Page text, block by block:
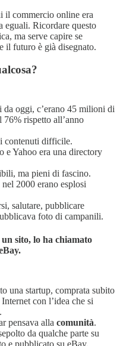
il commercio online era
eguali. Ricordare questo
ma serve capire se
il futuro è già disegnato.
da oggi, c’erano 45 milioni di
rispetto all’anno
contenuti difficile.
e Yahoo era una directory
ma pieni di fascino.
2000 erano esplosi
salutare, pubblicare
foto di campanili.
sito, lo ha chiamato
una startup, comprata subito
con l’idea che si
pensava alla comunità.
da qualche parte su
e pubblicato su eBay.